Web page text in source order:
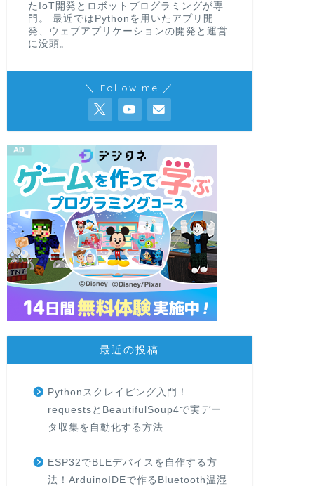
たIoT開発とロボットプログラミングが専
門。 最近ではPythonを用いたアプリ開
発、ウェブアプリケーションの開発と運営
に没頭。
＼ Follow me ／
最近の投稿
Pythonスクレイピング入門！
requestsとBeautifulSoup4で実デー
タ収集を自動化する方法
ESP32でBLEデバイスを自作する方
法！ArduinoIDEで作るBluetooth温湿